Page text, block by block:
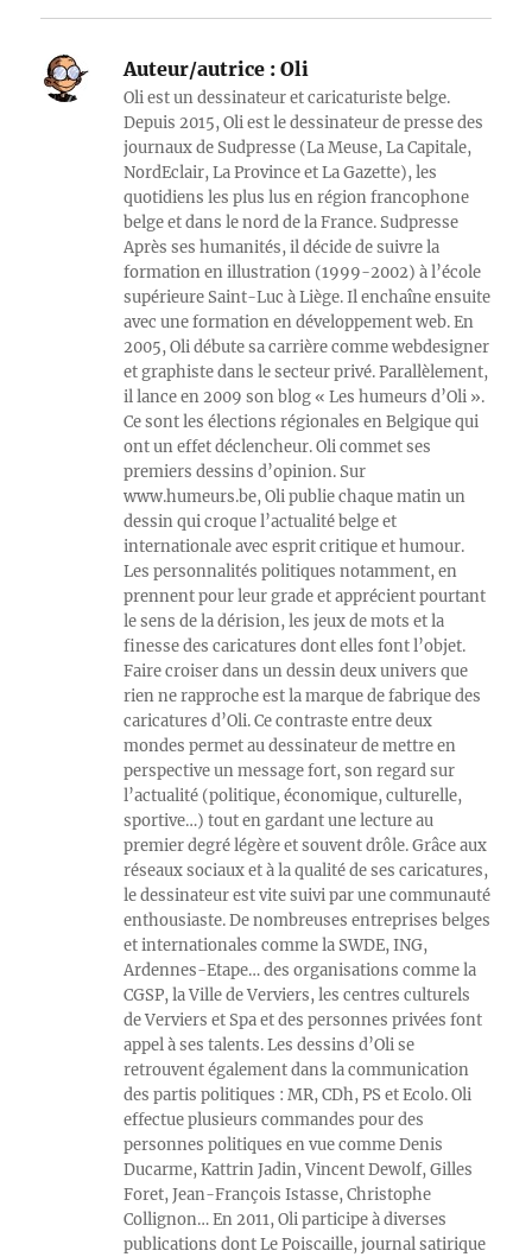
Auteur/autrice : Oli
Oli est un dessinateur et caricaturiste belge.
Depuis 2015, Oli est le dessinateur de presse des
journaux de Sudpresse (La Meuse, La Capitale,
NordEclair, La Province et La Gazette), les
quotidiens les plus lus en région francophone
belge et dans le nord de la France. Sudpresse
Après ses humanités, il décide de suivre la
formation en illustration (1999-2002) à l’école
supérieure Saint-Luc à Liège. Il enchaîne ensuite
avec une formation en développement web. En
2005, Oli débute sa carrière comme webdesigner
et graphiste dans le secteur privé. Parallèlement,
il lance en 2009 son blog « Les humeurs d’Oli ».
Ce sont les élections régionales en Belgique qui
ont un effet déclencheur. Oli commet ses
premiers dessins d’opinion. Sur
www.humeurs.be, Oli publie chaque matin un
dessin qui croque l’actualité belge et
internationale avec esprit critique et humour.
Les personnalités politiques notamment, en
prennent pour leur grade et apprécient pourtant
le sens de la dérision, les jeux de mots et la
finesse des caricatures dont elles font l’objet.
Faire croiser dans un dessin deux univers que
rien ne rapproche est la marque de fabrique des
caricatures d’Oli. Ce contraste entre deux
mondes permet au dessinateur de mettre en
perspective un message fort, son regard sur
l’actualité (politique, économique, culturelle,
sportive…) tout en gardant une lecture au
premier degré légère et souvent drôle. Grâce aux
réseaux sociaux et à la qualité de ses caricatures,
le dessinateur est vite suivi par une communauté
enthousiaste. De nombreuses entreprises belges
et internationales comme la SWDE, ING,
Ardennes-Etape… des organisations comme la
CGSP, la Ville de Verviers, les centres culturels
de Verviers et Spa et des personnes privées font
appel à ses talents. Les dessins d’Oli se
retrouvent également dans la communication
des partis politiques : MR, CDh, PS et Ecolo. Oli
effectue plusieurs commandes pour des
personnes politiques en vue comme Denis
Ducarme, Kattrin Jadin, Vincent Dewolf, Gilles
Foret, Jean-François Istasse, Christophe
Collignon… En 2011, Oli participe à diverses
publications dont Le Poiscaille, journal satirique